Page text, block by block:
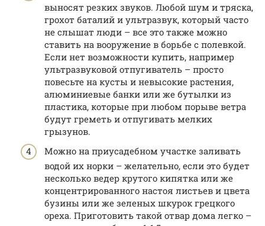
выносят резких звуков. Любой шум и тряска,
грохот баталий и ультразвук, который часто
не слышат люди – все это также можно
ставить на вооружение в борьбе с полевкой.
Если нет возможности купить, например
ультразвуковой отпугиватель – просто
повесьте на кусты и невысокие растения,
алюминиевые банки или же бутылки из
пластика, которые при любом порыве ветра
будут греметь и отпугивать мелких
грызунов.
Можно на приусадебном участке заливать
водой их норки – желательно, если это будет
несколько ведер крутого кипятка или же
концентрированного настоя листьев и цвета
бузины или же зеленых шкурок грецкого
ореха. Приготовить такой отвар дома легко –